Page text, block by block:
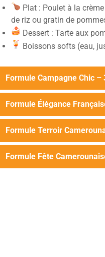
Plat : Poulet à la
de riz ou gratin de
Dessert : Tarte aux
Boissons softs (eau,
Formule Campagne Chic –
Formule Élégance
Formule Terroir
Formule Fête